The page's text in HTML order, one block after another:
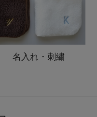
名入れ・刺繍